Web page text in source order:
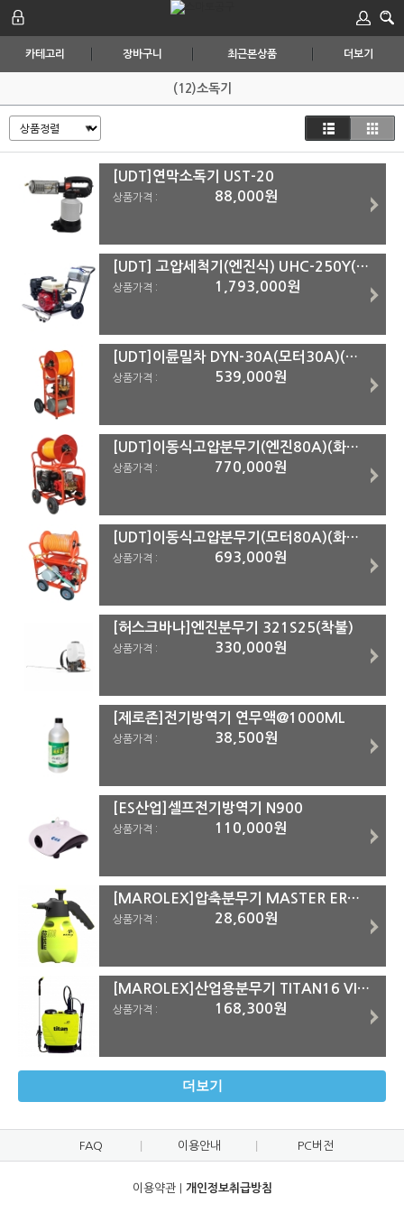
카테고리 장바구니 최근본상품 더보기
(12)소독기
[UDT]연막소독기 UST-20
상품가격 : 88,000원
[UDT] 고압세척기(엔진식) UHC-250Y(화물착불)
상품가격 : 1,793,000원
[UDT]이륜밀차 DYN-30A(모터30A)(화물착불)
상품가격 : 539,000원
[UDT]이동식고압분무기(엔진80A)(화물착불)
상품가격 : 770,000원
[UDT]이동식고압분무기(모터80A)(화물착불)
상품가격 : 693,000원
[허스크바나]엔진분무기 321S25(착불)
상품가격 : 330,000원
[제로존]전기방역기 연무액@1000ML
상품가격 : 38,500원
[ES산업]셀프전기방역기 N900
상품가격 : 110,000원
[MAROLEX]압축분무기 MASTER ERGO1500(=MASTER 1500ERGO)
상품가격 : 28,600원
[MAROLEX]산업용분무기 TITAN16 VITON
상품가격 : 168,300원
더보기
FAQ 이용안내 PC버전
이용약관| 개인정보취급방침